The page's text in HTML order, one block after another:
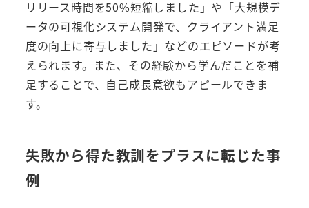
リリース時間を50%短縮しました」や「大規模デ
ータの可視化システム開発で、クライアント満足
度の向上に寄与しました」などのエピソードが考
えられます。また、その経験から学んだことを補
足することで、自己成長意欲もアピールできま
す。
失敗から得た教訓をプラスに転じた事
例